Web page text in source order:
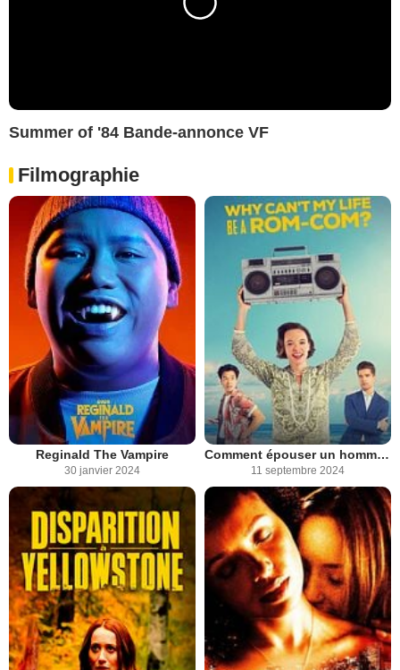
Summer of '84 Bande-annonce VF
Filmographie
Reginald The Vampire
30 janvier 2024
Comment épouser un homme riche ?
11 septembre 2024